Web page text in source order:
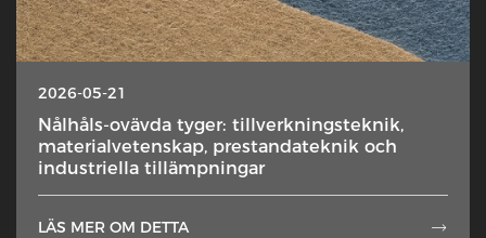
2026-05-21
Nålhåls-ovävda tyger: tillverkningsteknik,
materialvetenskap, prestandateknik och
industriella tillämpningar
LÄS MER OM DETTA 